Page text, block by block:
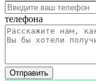
телефона
Отправить